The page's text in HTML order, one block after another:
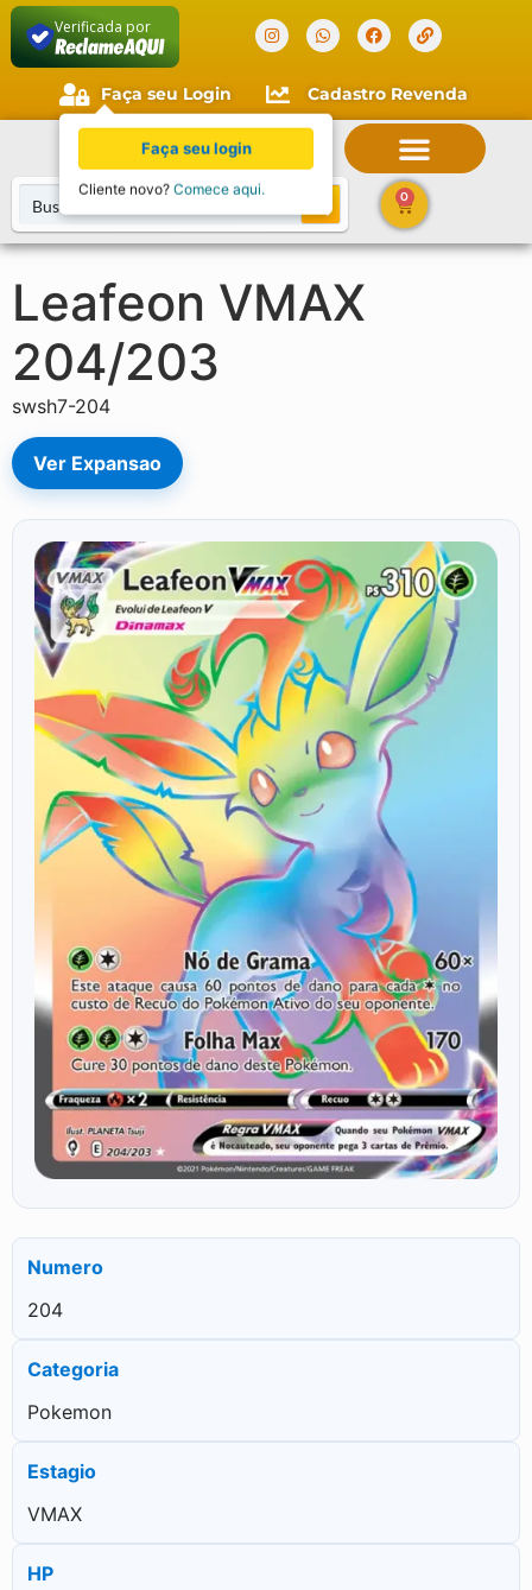
Verificada por
Faça seu Login Cadastro Revenda
0
Leafeon VMAX
204/203
swsh7-204
Ver Expansao
Numero
204
Categoria
Pokemon
Estagio
VMAX
HP
Faça seu login
Cliente novo? Comece aqui.